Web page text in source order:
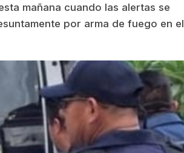
mañana cuando las alertas se
por arma de fuego en el